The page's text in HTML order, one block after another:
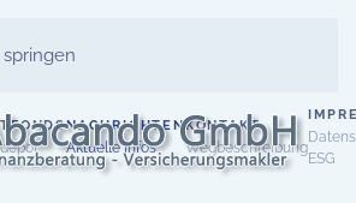
NACHRICHTEN
Aktuelle Infos
KONTAKT
Wegbeschreibung
ESG